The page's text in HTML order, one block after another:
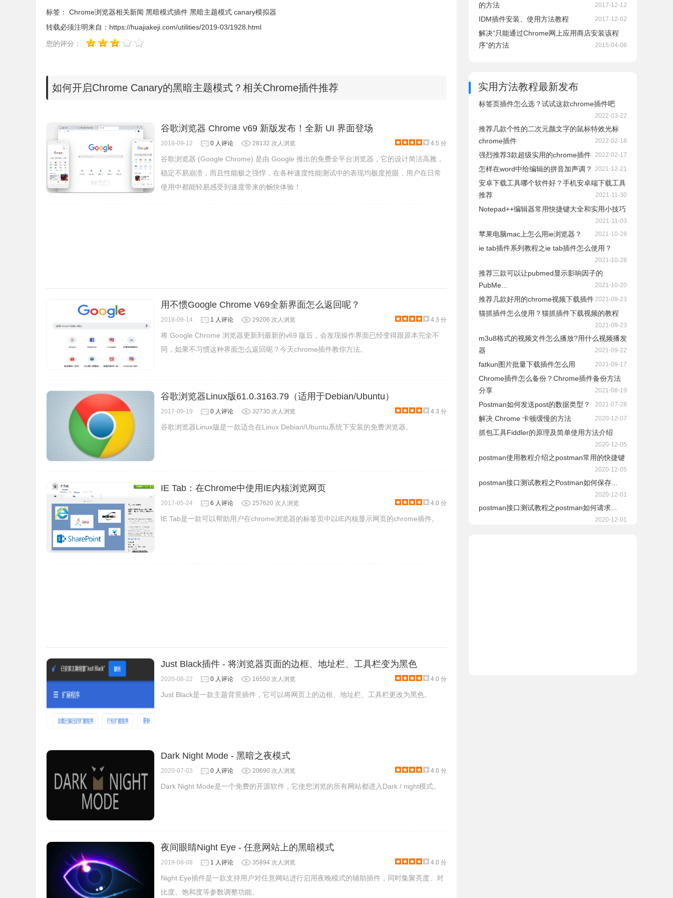
想要启用黑暗模式的用户，请在 Chrome 地址栏中输入一下内容，然后按下回车（Enter）键。
chrome://flags/#enable-android-web-contents-dark-mode
当然，你会见到有关“实验性功能”的一些警告。对于不熟悉的选项，还请慎重操作。
标签： Chrome浏览器相关新闻 黑暗模式插件 黑暗主题模式 canary模拟器
转载必须注明来自： https://huajiakeji.com/utilities/2019-03/1928.html
您的评分：
如何开启Chrome Canary的黑暗主题模式？相关Chrome插件推荐
谷歌浏览器 Chrome v69 新版发布！全新 UI 界面登场
2018-09-12 0 人评论 28132 次人浏览 4.5 分
谷歌浏览器 (Google Chrome) 是由 Google 推出的免费全平台浏览器，它的设计简洁高雅，
稳定不易崩溃，而且性能极之强悍，在各种速度性能测试中的表现均极度抢眼，用户在日常
使用中都能轻易感受到速度带来的畅快体验！
用不惯Google Chrome V69全新界面怎么返回呢？
2018-09-14 1 人评论 29206 次人浏览 4.3 分
将 Google Chrome 浏览器更新到最新的v69 版后，会发现操作界面已经变得跟原本完全不
同，如果不习惯这种界面怎么返回呢？今天chrome插件教你方法。
谷歌浏览器Linux版61.0.3163.79（适用于Debian/Ubuntu）
2017-09-19 0 人评论 32730 次人浏览 4.3 分
谷歌浏览器Linux版是一款适合在Linux Debian/Ubuntu系统下安装的免费浏览器。
IE Tab：在Chrome中使用IE内核浏览网页
2017-05-24 6 人评论 257620 次人浏览 4.0 分
IE Tab是一款可以帮助用户在chrome浏览器的标签页中以IE内核显示网页的chrome插件。
Just Black插件 - 将浏览器页面的边框、地址栏、工具栏变为黑色
2020-08-22 0 人评论 16550 次人浏览 4.0 分
Just Black是一款主题背景插件，它可以将网页上的边框、地址栏、工具栏更改为黑色。
Dark Night Mode - 黑暗之夜模式
2020-07-03 0 人评论 20690 次人浏览 4.0 分
Dark Night Mode是一个免费的开源软件，它使您浏览的所有网站都进入Dark / night模式。
夜间眼睛Night Eye - 任意网站上的黑暗模式
2019-08-08 1 人评论 35894 次人浏览 4.0 分
Night Eye插件是一款支持用户对任意网站进行启用夜晚模式的辅助插件，同时集聚亮度、对
比度、饱和度等参数调整功能。
的方法 2017-12-12
IDM插件安装、使用方法教程 2017-12-02
解决“只能通过Chrome网上应用商店安装该程
序”的方法
2015-04-06
实用方法教程最新发布
标签页插件怎么选？试试这款chrome插件吧
2022-03-22
推荐几款个性的二次元颜文字的鼠标特效光标
chrome插件
2022-02-18
强烈推荐3款超级实用的chrome插件 2022-02-17
怎样在word中给编辑的拼音加声调？ 2021-12-21
安卓下载工具哪个软件好？手机安卓端下载工具
推荐
2021-11-30
Notepad++编辑器常用快捷键大全和实用小技巧
2021-11-03
苹果电脑mac上怎么用ie浏览器？ 2021-10-28
ie tab插件系列教程之ie tab插件怎么使用？
2021-10-28
推荐三款可以让pubmed显示影响因子的
PubMe...
2021-10-20
推荐几款好用的chrome视频下载插件2021-09-23
猫抓插件怎么使用？猫抓插件下载视频的教程
2021-09-23
m3u8格式的视频文件怎么播放?用什么视频播发
器
2021-09-22
fatkun图片批量下载插件怎么用 2021-09-17
Chrome插件怎么备份？Chrome插件备份方法
分享
2021-08-19
Postman如何发送post的数据类型？ 2021-07-28
解决 Chrome 卡顿缓慢的方法 2020-12-07
抓包工具Fiddler的原理及简单使用方法介绍
2020-12-05
postman使用教程介绍之postman常用的快捷键
2020-12-05
postman接口测试教程之Postman如何保存...
2020-12-01
postman接口测试教程之postman如何请求...
2020-12-01